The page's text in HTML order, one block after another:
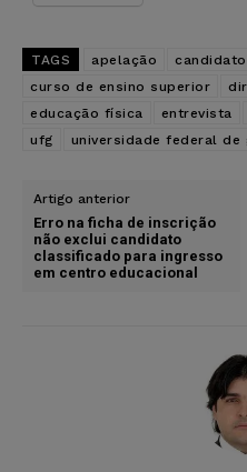
TAGS apelação candidato
curso de ensino superior
educação física
entrevista
ufg
universidade federal de
Artigo anterior
Erro na ficha de inscrição
não exclui candidato
classificado para ingresso
em centro educacional